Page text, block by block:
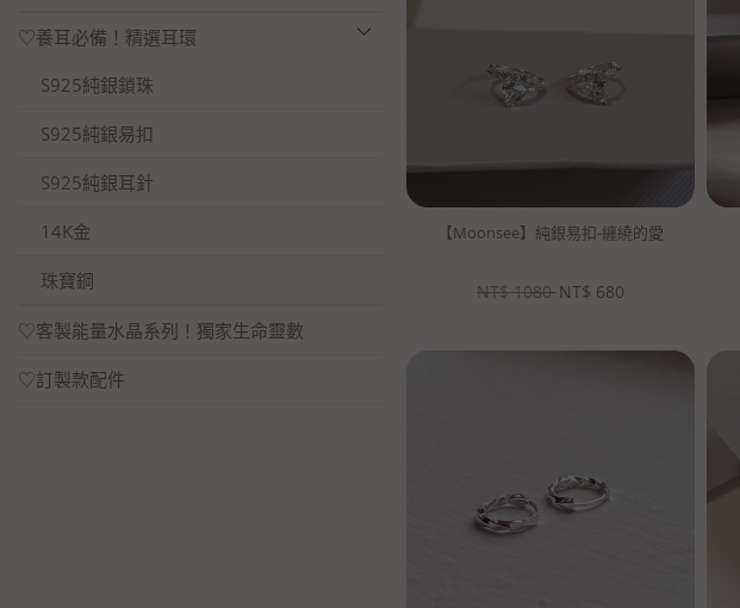
【Moonsee】純銀易扣-纏繞的愛
NT$ 1080 NT$ 680
♡養耳必備！精選耳環
S925純銀鎖珠
S925純銀易扣
S925純銀耳針
14K金
珠寶鋼
♡客製能量水晶系列！獨家生命靈數
♡訂製款配件